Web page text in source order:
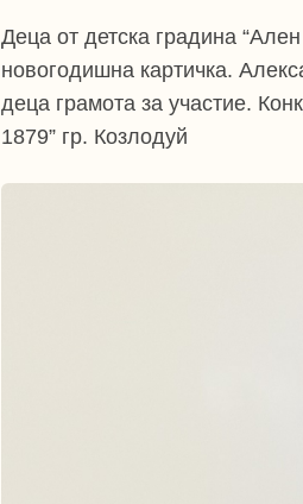
Деца от детска градина
новогодишна картичка.
деца грамота за участие.
1879” гр. Козлодуй